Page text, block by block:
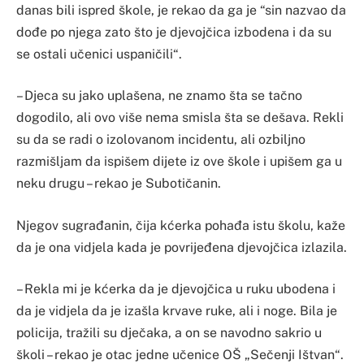
danas bili ispred škole, je rekao da ga je “sin nazvao da
dođe po njega zato što je djevojčica izbodena i da su
se ostali učenici uspaničili“.
– Djeca su jako uplašena, ne znamo šta se tačno
dogodilo, ali ovo više nema smisla šta se dešava. Rekli
su da se radi o izolovanom incidentu, ali ozbiljno
razmišljam da ispišem dijete iz ove škole i upišem ga u
neku drugu – rekao je Subotičanin.
Njegov sugrađanin, čija kćerka pohađa istu školu, kaže
da je ona vidjela kada je povrijeđena djevojčica izlazila.
– Rekla mi je kćerka da je djevojčica u ruku ubodena i
da je vidjela da je izašla krvave ruke, ali i noge. Bila je
policija, tražili su dječaka, a on se navodno sakrio u
školi – rekao je otac jedne učenice OŠ „Sečenji Ištvan“.